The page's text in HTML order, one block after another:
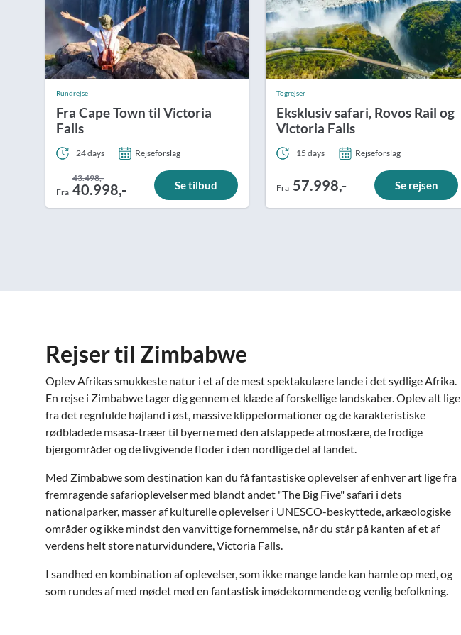
Rundrejse
Fra Cape Town til Victoria
Falls
24 days Rejseforslag
Fra
43.498,-
40.998,- Se tilbud
Togrejser
Eksklusiv safari, Rovos Rail og
Victoria Falls
15 days Rejseforslag
Fra 57.998,- Se rejsen
Rejser til Zimbabwe
Oplev Afrikas smukkeste natur i et af de mest spektakulære lande i det sydlige Afrika.
En rejse i Zimbabwe tager dig gennem et klæde af forskellige landskaber. Oplev alt lige
fra det regnfulde højland i øst, massive klippeformationer og de karakteristiske
rødbladede msasa-træer til byerne med den afslappede atmosfære, de frodige
bjergområder og de livgivende floder i den nordlige del af landet.
Med Zimbabwe som destination kan du få fantastiske oplevelser af enhver art lige fra
fremragende safarioplevelser med blandt andet "The Big Five" safari i dets
nationalparker, masser af kulturelle oplevelser i UNESCO-beskyttede, arkæologiske
områder og ikke mindst den vanvittige fornemmelse, når du står på kanten af et af
verdens helt store naturvidundere, Victoria Falls.
I sandhed en kombination af oplevelser, som ikke mange lande kan hamle op med, og
som rundes af med mødet med en fantastisk imødekommende og venlig befolkning.